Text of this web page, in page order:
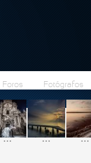
Foros Fotógrafos
... ... ...